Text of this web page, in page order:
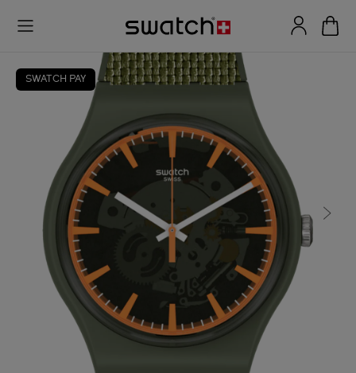
SWATCH PAY